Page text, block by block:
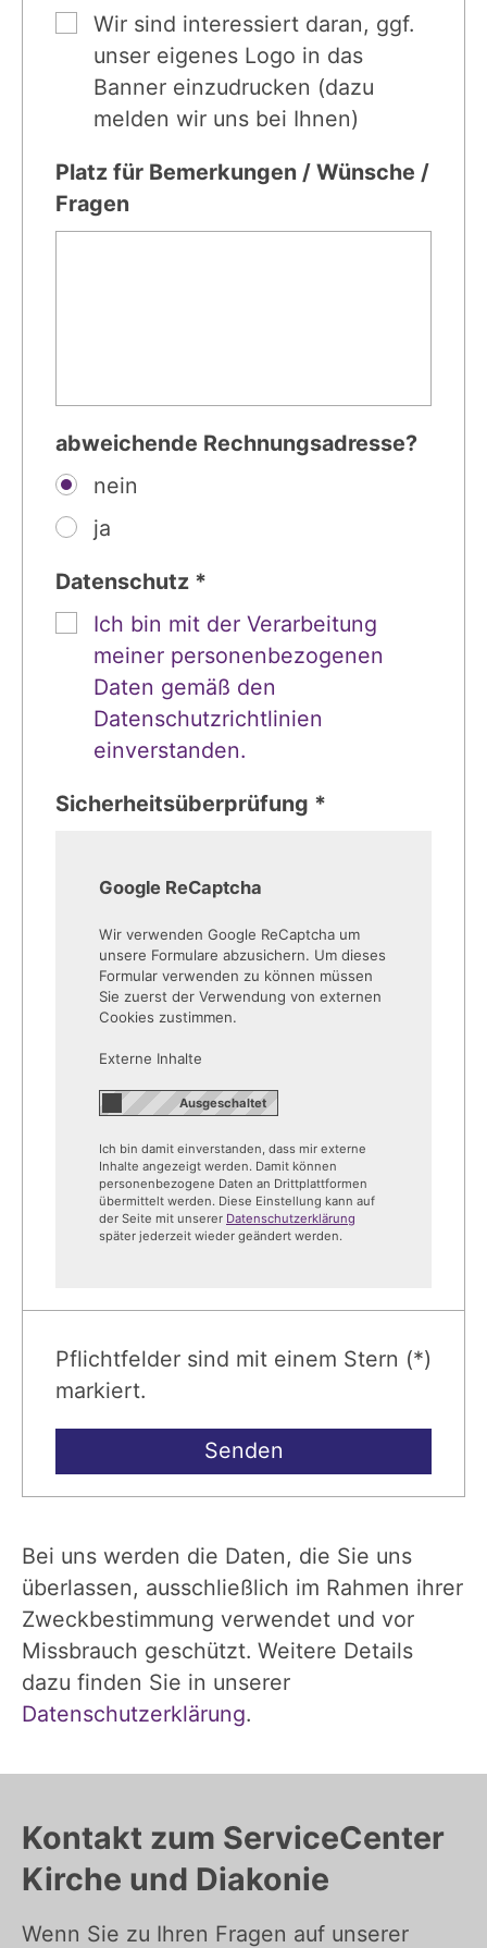
Wir sind interessiert daran, ggf.
unser eigenes Logo in das
Banner einzudrucken (dazu
melden wir uns bei Ihnen)
Platz für Bemerkungen / Wünsche /
Fragen
abweichende Rechnungsadresse?
nein
ja
Datenschutz *
Ich bin mit der Verarbeitung
meiner personenbezogenen
Daten gemäß den
Datenschutzrichtlinien
einverstanden.
Sicherheitsüberprüfung *
Google ReCaptcha
Wir verwenden Google ReCaptcha um
unsere Formulare abzusichern. Um dieses
Formular verwenden zu können müssen
Sie zuerst der Verwendung von externen
Cookies zustimmen.
Externe Inhalte
Ich bin damit einverstanden, dass mir externe
Inhalte angezeigt werden. Damit können
personenbezogene Daten an Drittplattformen
übermittelt werden. Diese Einstellung kann auf
der Seite mit unserer Datenschutzerklärung
später jederzeit wieder geändert werden.
Pflichtfelder sind mit einem Stern (*)
markiert.
Bei uns werden die Daten, die Sie uns
überlassen, ausschließlich im Rahmen ihrer
Zweckbestimmung verwendet und vor
Missbrauch geschützt. Weitere Details
dazu finden Sie in unserer
Datenschutzerklärung.
Kontakt zum ServiceCenter
Kirche und Diakonie
Wenn Sie zu Ihren Fragen auf unserer